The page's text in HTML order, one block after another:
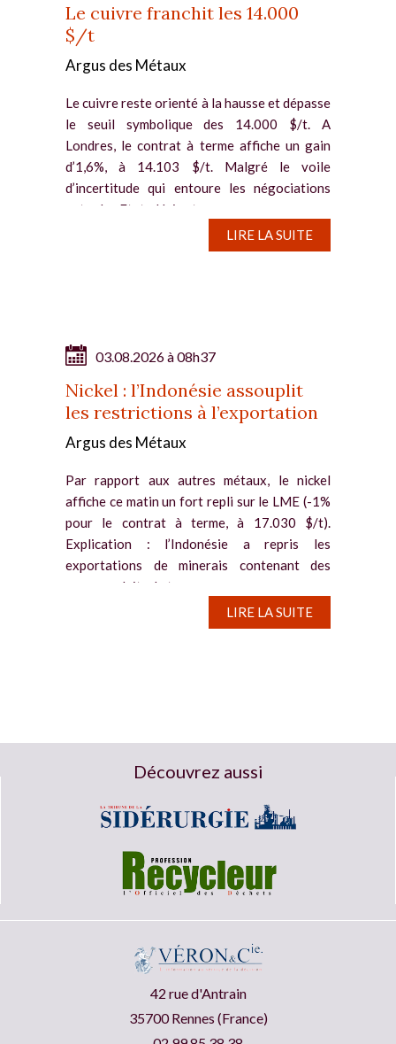
Le cuivre franchit les 14.000
$/t
Argus des Métaux
Le cuivre reste orienté à la hausse et dépasse
le seuil symbolique des 14.000 $/t. A
Londres, le contrat à terme affiche un gain
d’1,6%, à 14.103 $/t. Malgré le voile
d’incertitude qui entoure les négociations
entre les Etats-Unis et...
LIRE LA SUITE
03.08.2026 à 08h37
Nickel : l’Indonésie assouplit
les restrictions à l’exportation
Argus des Métaux
Par rapport aux autres métaux, le nickel
affiche ce matin un fort repli sur le LME (-1%
pour le contrat à terme, à 17.030 $/t).
Explication : l’Indonésie a repris les
exportations de minerais contenant des
sous-produits de terres rares, ce...
LIRE LA SUITE
Découvrez aussi
42 rue d'Antrain
35700 Rennes (France)